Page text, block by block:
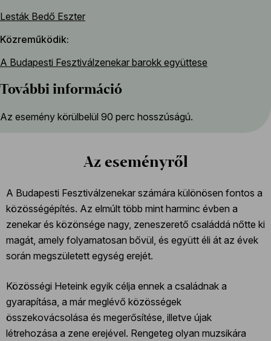
Lesták Bedő Eszter
Közreműködik
A Budapesti Fesztiválzenekar barokk együttese
További információ
Az esemény körülbelül 90 perc hosszúságú.
Az eseményről
A Budapesti Fesztiválzenekar számára különösen fontos a
közösségépítés. Az elmúlt több mint harminc évben a
zenekar és közönsége nagy, zeneszerető családdá nőtte ki
magát, amely folyamatosan bővül, és együtt éli át az évek
során megszületett egység erejét.
Közösségi Heteink egyik célja ennek a családnak a
gyarapítása, a már meglévő közösségek
összekovácsolása és megerősítése, illetve újak
létrehozása a zene erejével. Rengeteg olyan muzsikára